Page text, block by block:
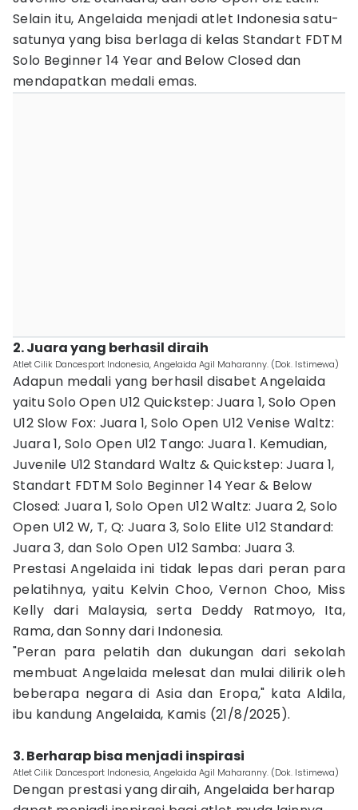
Selain itu, Angelaida menjadi atlet Indonesia satu-
satunya yang bisa berlaga di kelas Standart FDTM
Solo Beginner 14 Year and Below Closed dan
mendapatkan medali emas.
2. Juara yang berhasil diraih
Atlet Cilik Dancesport Indonesia, Angelaida Agil Maharanny. (Dok. Istimewa)
Adapun medali yang berhasil disabet Angelaida
yaitu Solo Open U12 Quickstep: Juara 1, Solo Open
U12 Slow Fox: Juara 1, Solo Open U12 Venise Waltz:
Juara 1, Solo Open U12 Tango: Juara 1. Kemudian,
Juvenile U12 Standard Waltz & Quickstep: Juara 1,
Standart FDTM Solo Beginner 14 Year & Below
Closed: Juara 1, Solo Open U12 Waltz: Juara 2, Solo
Open U12 W, T, Q: Juara 3, Solo Elite U12 Standard:
Juara 3, dan Solo Open U12 Samba: Juara 3.
Prestasi Angelaida ini tidak lepas dari peran para
pelatihnya, yaitu Kelvin Choo, Vernon Choo, Miss
Kelly dari Malaysia, serta Deddy Ratmoyo, Ita,
Rama, dan Sonny dari Indonesia.
"Peran para pelatih dan dukungan dari sekolah
membuat Angelaida melesat dan mulai dilirik oleh
beberapa negara di Asia dan Eropa," kata Aldila,
ibu kandung Angelaida, Kamis (21/8/2025).
3. Berharap bisa menjadi inspirasi
Atlet Cilik Dancesport Indonesia, Angelaida Agil Maharanny. (Dok. Istimewa)
Dengan prestasi yang diraih, Angelaida berharap